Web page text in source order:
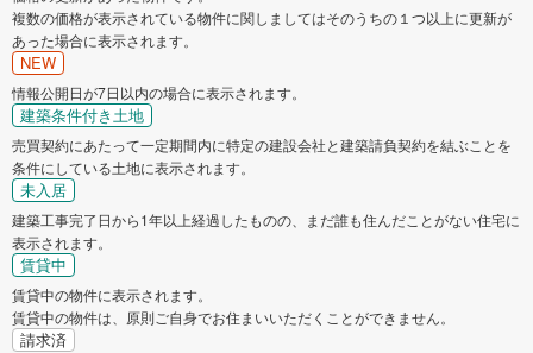
枚方市 茨木市
八尾市 泉佐野市
富田林市 寝屋川市
河内長野市 松原市
大東市
箕面市 柏原市
複数の価格が表示されている物件に関しましてはそのうちの１つ以上に更新が
あった場合に表示されます。
NEW
情報公開日が7日以内の場合に表示されます。
建築条件付き土地
売買契約にあたって一定期間内に特定の建設会社と建築請負契約を結ぶことを
条件にしている土地に表示されます。
未入居
建築工事完了日から1年以上経過したものの、まだ誰も住んだことがない住宅に
表示されます。
賃貸中
賃貸中の物件に表示されます。
賃貸中の物件は、原則ご自身でお住まいいただくことができません。
請求済